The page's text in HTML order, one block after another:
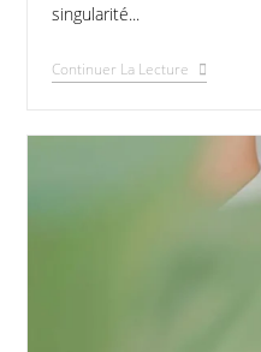
singularité...
Continuer La Lecture